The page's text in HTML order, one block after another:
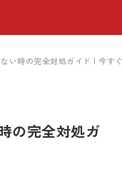
い時の完全対処ガイド | 今す
の完全対処ガ